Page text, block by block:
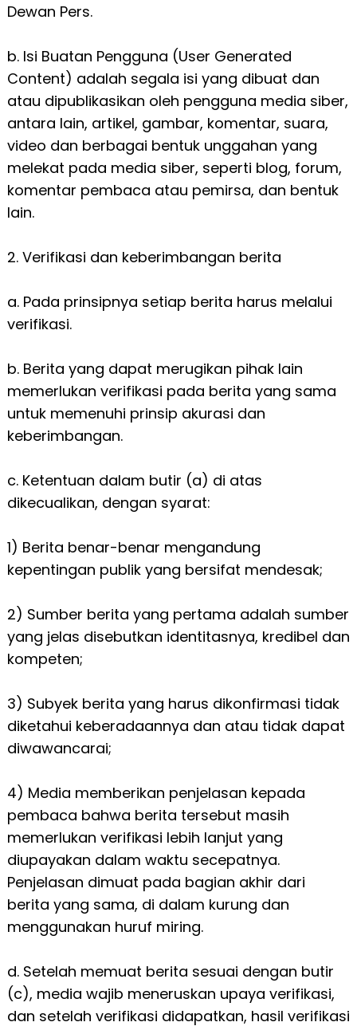
Dewan Pers.
b. Isi Buatan Pengguna (User Generated
Content) adalah segala isi yang dibuat dan
atau dipublikasikan oleh pengguna media siber,
antara lain, artikel, gambar, komentar, suara,
video dan berbagai bentuk unggahan yang
melekat pada media siber, seperti blog, forum,
komentar pembaca atau pemirsa, dan bentuk
lain.
2. Verifikasi dan keberimbangan berita
a. Pada prinsipnya setiap berita harus melalui
verifikasi.
b. Berita yang dapat merugikan pihak lain
memerlukan verifikasi pada berita yang sama
untuk memenuhi prinsip akurasi dan
keberimbangan.
c. Ketentuan dalam butir (a) di atas
dikecualikan, dengan syarat:
1) Berita benar-benar mengandung
kepentingan publik yang bersifat mendesak;
2) Sumber berita yang pertama adalah sumber
yang jelas disebutkan identitasnya, kredibel dan
kompeten;
3) Subyek berita yang harus dikonfirmasi tidak
diketahui keberadaannya dan atau tidak dapat
diwawancarai;
4) Media memberikan penjelasan kepada
pembaca bahwa berita tersebut masih
memerlukan verifikasi lebih lanjut yang
diupayakan dalam waktu secepatnya.
Penjelasan dimuat pada bagian akhir dari
berita yang sama, di dalam kurung dan
menggunakan huruf miring.
d. Setelah memuat berita sesuai dengan butir
(c), media wajib meneruskan upaya verifikasi,
dan setelah verifikasi didapatkan, hasil verifikasi